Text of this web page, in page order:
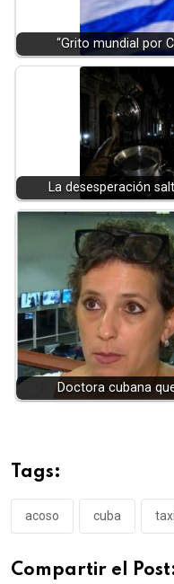
“Grito mundial por
La desesperación
Doctora cubana
Tags:
acoso cuba
Compartir el